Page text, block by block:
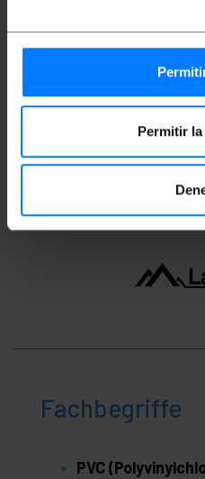
Permitir
Gewicht: 230 g
Produktgröße
Packungsgrösse:
Einstufung
Fachbegriffe
PVC